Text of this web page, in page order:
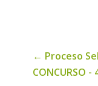
← Proceso
CONCURSO -